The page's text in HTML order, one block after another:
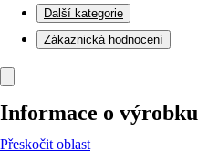
Další kategorie
Zákaznická hodnocení
Informace o výrobku
Přeskočit oblast